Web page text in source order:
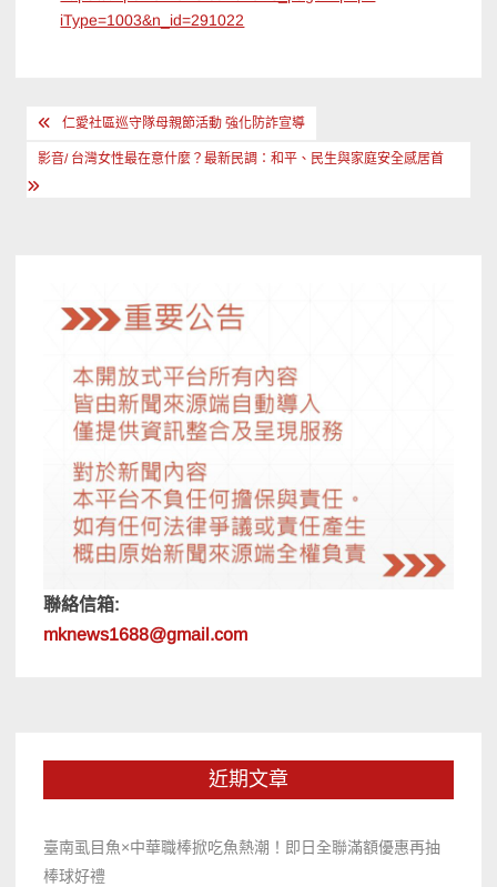
iType=1003&n_id=291022
文
章
導
仁愛社區巡守隊母親節活動 強化防詐宣導
影音/ 台灣女性最在意什麼？最新民調：和平、民生與家庭安全感居首
聯絡信箱:
mknews1688@gmail.com
近期文章
臺南虱目魚×中華職棒掀吃魚熱潮！即日全聯滿額優惠再抽
棒球好禮